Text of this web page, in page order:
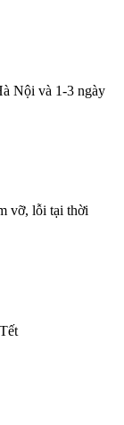
Nội và 1-3 ngày
vỡ, lỗi tại thời